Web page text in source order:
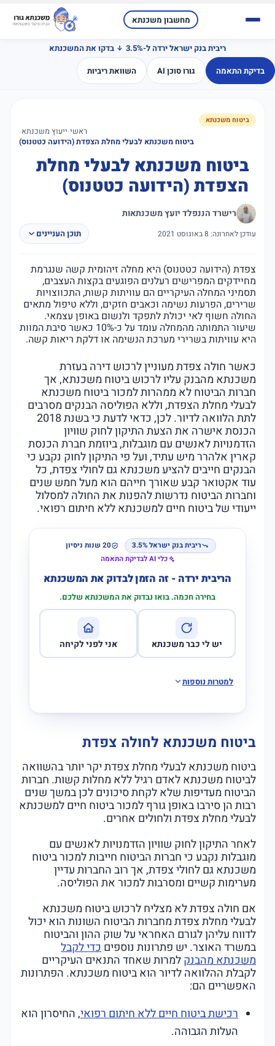
מחשבון משכנתא
ריבית בנק ישראל ירדה ל-3.5%
בדקו את המשכנתא
בדיקת התאמה
גורו סוכן AI השוואת ריביות
ביטוח משכנתא
ראשי‹ייעוץ משכנתא‹
ביטוח משכנתא לבעלי מחלת הצפדת (הידועה כטטנוס)
ביטוח משכנתא לבעלי מחלת
הצפדת (הידועה כטטנוס)
רישרד הננפלד יועץ משכנתאות
עודכן לאחרונה: 8 באוגוסט 2021 תוכן העניינים
צפדת (הידועה כטטנוס) היא מחלה זיהומית קשה שנגרמת
מחיידקים המפרישים רעלנים הפוגעים בקצות העצבים,
תסמיני המחלה העיקריים הם עוויתות קשות, התכווצויות
שרירים, הפרעות נשימה וכאבים חזקים, וללא טיפול מתאים
החולה חשוף לאי יכולת לתפקד ולנשום באופן עצמאי.
שיעור התמותה מהמחלה עומד על כ-10% כאשר סיבת המוות
היא עוויתות בשרירי מערכת הנשימה או דלקת ריאות קשה.
כאשר חולה צפדת מעוניין לרכוש דירה בעזרת
משכנתא מהבנק עליו לרכוש ביטוח משכנתא, אך
חברות הביטוח לא ממהרות למכור ביטוח משכנתא
לבעלי מחלת הצפדת, וללא הפוליסה הבנקים מסרבים
לתת הלוואה לדיור. לכן, כדאי לדעת כי בשנת 2018
הכנסת אישרה את הצעת התיקון לחוק שוויון
הזדמנויות לאנשים עם מוגבלות, ביוזמת חברת הכנסת
קארין אלהרר מיש עתיד, ועל פי התיקון לחוק נקבע כי
הבנקים חייבים להציע משכנתא גם לחולי צפדת, כל
עוד אקטואר קבע שאורך חייהם הוא מעל חמש שנים
וחברות הביטוח נדרשות להפנות את החולה למסלול
ייעודי של ביטוח חיים למשכנתא ללא חיתום רפואי.
ריבית בנק ישראל 3.5%
20 שנות ניסיון
כלי AI לבדיקת התאמה
הריבית ירדה - זה הזמן לבדוק את המשכנתא
בחירה חכמה. בואו נבדוק את המשכנתא שלכם.
יש לי כבר משכנתא אני לפני לקיחה
למטרות נוספות
ביטוח משכנתא לחולה צפדת
ביטוח משכנתא לבעלי מחלת צפדת יקר יותר בהשוואה
לביטוח משכנתא לאדם רגיל ללא מחלות קשות. חברות
הביטוח מעדיפות שלא לקחת סיכונים לכן במשך שנים
רבות הן סירבו באופן גורף למכור ביטוח חיים למשכנתא
לבעלי מחלת צפדת ולחולים אחרים.
לאחר התיקון לחוק שוויון הזדמנויות לאנשים עם
מוגבלות נקבע כי חברות הביטוח חייבות למכור ביטוח
משכנתא גם לחולי צפדת, אך רוב החברות עדיין
מערימות קשיים ומסרבות למכור את הפוליסה.
אם חולה צפדת לא מצליח לרכוש ביטוח משכנתא
לבעלי מחלת צפדת מחברות הביטוח השונות הוא יכול
לדווח עליהן לגורם האחראי על שוק ההון והביטוח
במשרד האוצר. יש פתרונות נוספיםכדי לקבל
משכנתא מהבנקלמרות שאחד התנאים העיקריים
לקבלת ההלוואה לדיור הוא ביטוח משכנתא. הפתרונות
האפשריים הם:
רכישת ביטוח חיים ללא חיתום רפואי, החיסרון הוא
העלות הגבוהה.